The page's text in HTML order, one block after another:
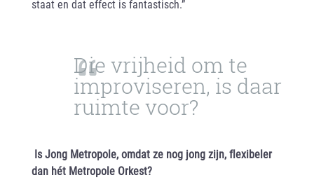
staat en dat effect is fantastisch.”
Die vrijheid om te
improviseren, is daar
ruimte voor?
Is Jong Metropole, omdat ze nog jong zijn, flexibeler
dan hét Metropole Orkest?